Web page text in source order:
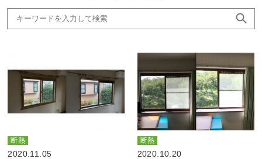
断熱
2020.11.05
断熱
2020.10.20